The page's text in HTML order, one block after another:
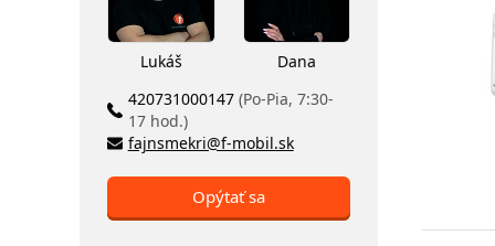
Lukáš
Dana
420731000147 (Po-Pia, 7:30-
17 hod.)
fajnsmekri@f-mobil.sk
Opýtať sa